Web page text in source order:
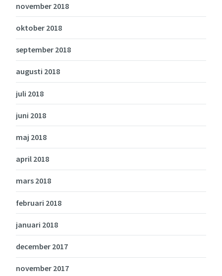
november 2018
oktober 2018
september 2018
augusti 2018
juli 2018
juni 2018
maj 2018
april 2018
mars 2018
februari 2018
januari 2018
december 2017
november 2017